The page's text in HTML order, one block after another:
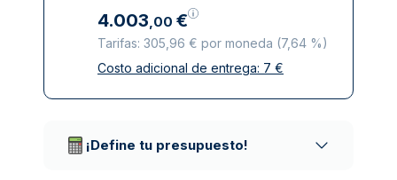
4.003,00 €
Tarifas: 305,96 € por moneda (7,64 %)
Impuestos incluidos
Costo adicional de entrega: 7 €
¡Define tu presupuesto!